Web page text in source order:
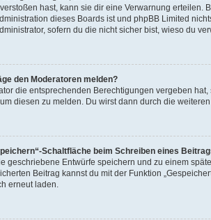
hast, kann sie dir eine Verwarnung erteilen.
dieses Boards ist und phpBB Limited
sofern du die nicht sicher bist, wieso du
den Moderatoren melden?
die entsprechenden Berechtigungen vergeben
diesen zu melden. Du wirst dann durch die
Schaltfläche beim Schreiben eines
geschriebene Entwürfe speichern und zu einem
Beitrag kannst du mit der Funktion
erneut laden.